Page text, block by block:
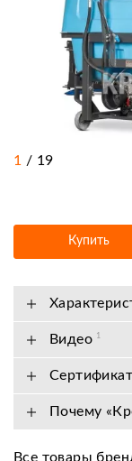
1 / 19
Купить
Видео 1
Почему
Все товары